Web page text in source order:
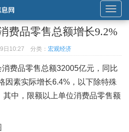
展
开
或
导
航
费品零售总额增长9.2%
日10:27 分类： 宏观经济
费品零售总额32005亿元，同比
因素实际增长6.4%，以下除特殊
其中，限额以上单位消费品零售额